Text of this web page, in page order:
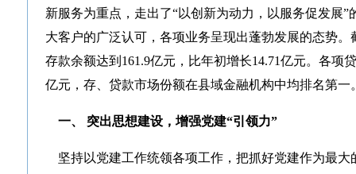
新服务为重点，走出了“以创新为动力，以服务促发展
大客户的广泛认可，各项业务呈现出蓬勃发展的态势。
存款余额达到161.9亿元，比年初增长14.71亿元。各项
亿元，存、贷款市场份额在县域金融机构中均排名第一
一、 突出思想建设，增强党建“引领力”
坚持以党建工作统领各项工作，把抓好党建作为最大